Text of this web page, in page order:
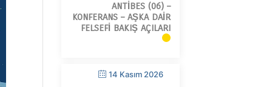
ANTIBES (06) –
KONFERANS – AŞKA DAIR
FELSEFI BAKIŞ AÇILARI
14 Kasım 2026